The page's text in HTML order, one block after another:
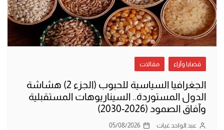
قضايا وآراء مقالات
الجغرافيا السياسية للحبوب (الجزء 2) هشاشة
الدول المستوردة.. السيناريوهات المستقبلية
وآفاق الصمود (2026-2030)
عبد الواحد غيات 05/08/2026